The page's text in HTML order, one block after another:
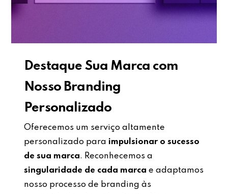
Destaque Sua Marca com
Nosso Branding
Personalizado
Oferecemos um serviço altamente
personalizado para impulsionar o sucesso
de sua marca. Reconhecemos a
singularidade de cada marca e adaptamos
nosso processo de branding às